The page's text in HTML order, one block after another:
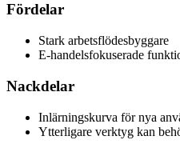
Fördelar
Stark arbetsflödesbyggare
E-handelsfokuserade
Nackdelar
Inlärningskurva för nya
Ytterligare verktyg kan